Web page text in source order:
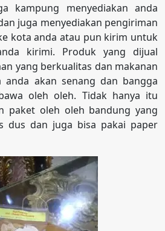
kampung menyediakan anda
juga menyediakan pengiriman
kota anda atau pun kirim untuk
kirimi. Produk yang dijual
yang berkualitas dan makanan
anda akan senang dan bangga
oleh oleh. Tidak hanya itu
paket oleh oleh bandung yang
dus dan juga bisa pakai paper